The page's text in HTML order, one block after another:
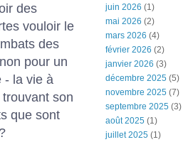
des
vouloir le
des
pour un
- la vie à
son
que sont
juin 2026 (1)
mai 2026 (2)
mars 2026 (4)
février 2026 (2)
janvier 2026 (3)
décembre 2025 (5)
novembre 2025 (7)
septembre 2025 (3)
août 2025 (1)
juillet 2025 (1)